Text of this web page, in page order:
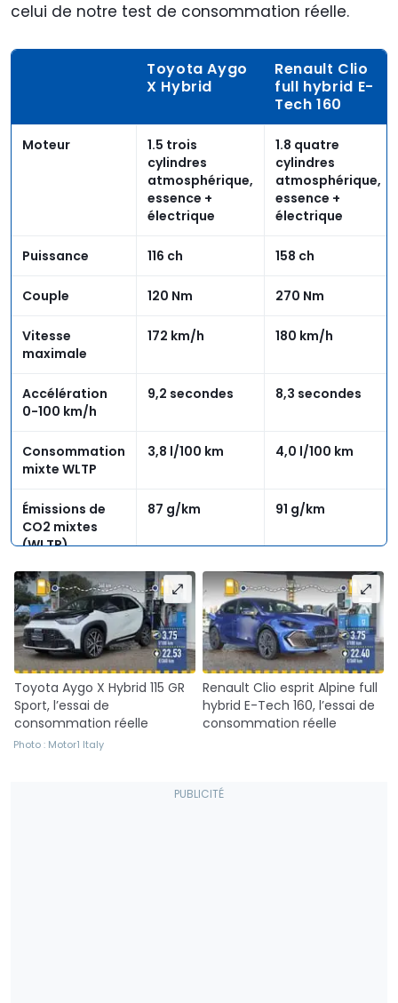
celui de notre test de consommation réelle.
Toyota Aygo
X Hybrid
Renault Clio
full hybrid E-
Tech 160
Moteur
1.5 trois
cylindres
atmosphérique,
essence +
électrique
1.8 quatre
cylindres
atmosphérique,
essence +
électrique
Puissance 116 ch 158 ch
Couple 120 Nm 270 Nm
Vitesse
maximale
172 km/h 180 km/h
Accélération
0-100 km/h
9,2 secondes 8,3 secondes
Consommation
mixte WLTP
3,8 l/100 km 4,0 l/100 km
Émissions de
CO2 mixtes
(WLTP)
87 g/km 91 g/km
Toyota Aygo X Hybrid 115 GR
Sport, l’essai de
consommation réelle
Renault Clio esprit Alpine full
hybrid E-Tech 160, l’essai de
consommation réelle
Photo : Motor1 Italy